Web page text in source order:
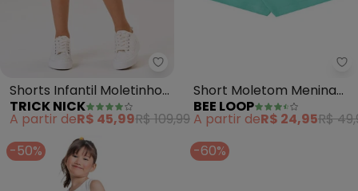
Trick Nick - Shorts Infantil
Shorts Infantil Moletinho
(Verde)
TRICK NICK
A partir deR$ 45,99R$ 109,99
Short Moletom Menina
(Verde)
BEE LOOP
A partir deR$ 24,95R$
-50%
-60%